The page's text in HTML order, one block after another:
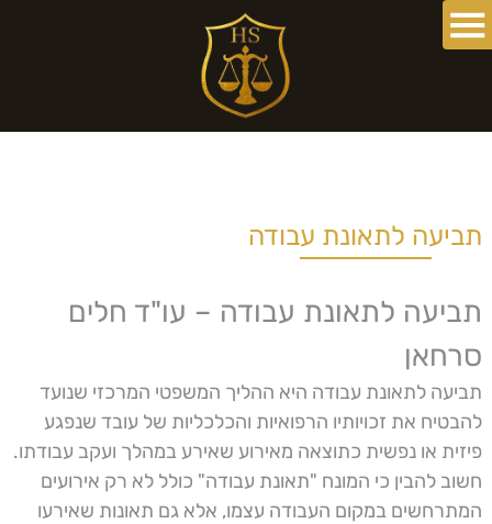
תביעה לתאונת עבודה
תביעה לתאונת עבודה – עו"ד חלים
סרחאן
תביעה לתאונת עבודה היא ההליך המשפטי המרכזי שנועד
להבטיח את זכויותיו הרפואיות והכלכליות של עובד שנפגע
פיזית או נפשית כתוצאה מאירוע שאירע במהלך ועקב עבודתו.
חשוב להבין כי המונח "תאונת עבודה" כולל לא רק אירועים
המתרחשים במקום העבודה עצמו, אלא גם תאונות שאירעו